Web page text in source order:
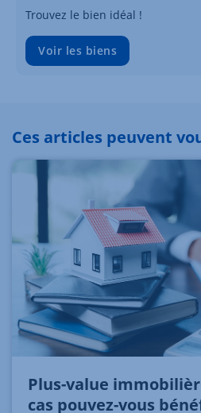
Trouvez le bien idéal !
Voir les biens
Ces articles peuvent
Plus-value
cas pouvez-vous